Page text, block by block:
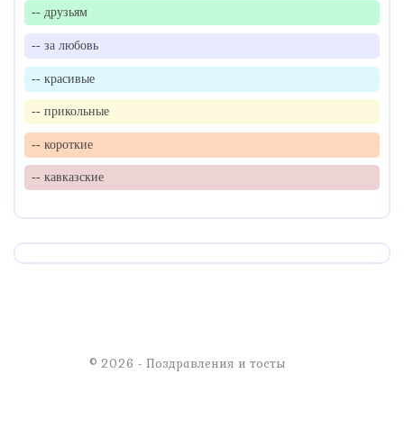
-- друзьям
-- за любовь
-- красивые
-- прикольные
-- короткие
-- кавказские
© 2026 - Поздравления и тосты